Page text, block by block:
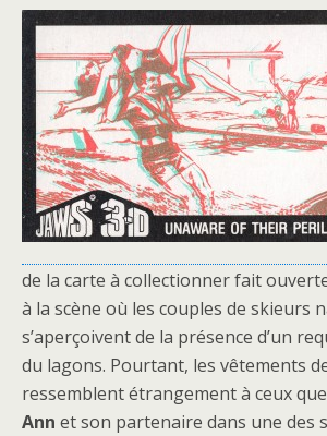
de la carte à collectionner fait
à la scène où les couples de skieurs
s’aperçoivent de la présence d’un
du lagons. Pourtant, les vêtements
ressemblent étrangement à ceux
Ann et son partenaire dans une des